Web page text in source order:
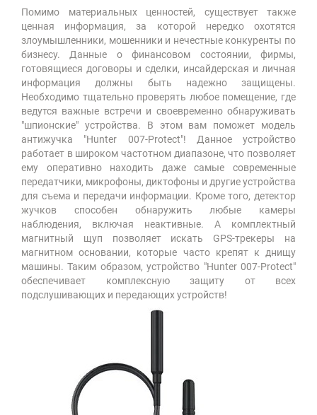
Помимо материальных ценностей, существует также
ценная информация, за которой нередко охотятся
злоумышленники, мошенники и нечестные конкуренты по
бизнесу. Данные о финансовом состоянии, фирмы,
готовящиеся договоры и сделки, инсайдерская и личная
информация должны быть надежно защищены.
Необходимо тщательно проверять любое помещение, где
ведутся важные встречи и своевременно обнаруживать
"шпионские" устройства. В этом вам поможет модель
антижучка "Hunter 007-Protect"! Данное устройство
работает в широком частотном диапазоне, что позволяет
ему оперативно находить даже самые современные
передатчики, микрофоны, диктофоны и другие устройства
для съема и передачи информации. Кроме того, детектор
жучков способен обнаружить любые камеры
наблюдения, включая неактивные. А комплектный
магнитный щуп позволяет искать GPS-трекеры на
магнитном основании, которые часто крепят к днищу
машины. Таким образом, устройство "Hunter 007-Protect"
обеспечивает комплексную защиту от всех
подслушивающих и передающих устройств!